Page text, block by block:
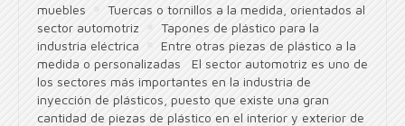
muebles
Tuercas o tornillos a la medida, orientados al
sector automotriz
Tapones de plástico para la
industria eléctrica
Entre otras piezas de plástico a la
medida o personalizadas El sector automotriz es uno de
los sectores más importantes en la industria de
inyección de plásticos, puesto que existe una gran
cantidad de piezas de plástico en el interior y exterior de